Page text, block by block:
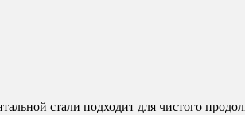
стали подходит для чистого